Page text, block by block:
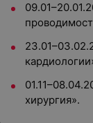
хирургия».